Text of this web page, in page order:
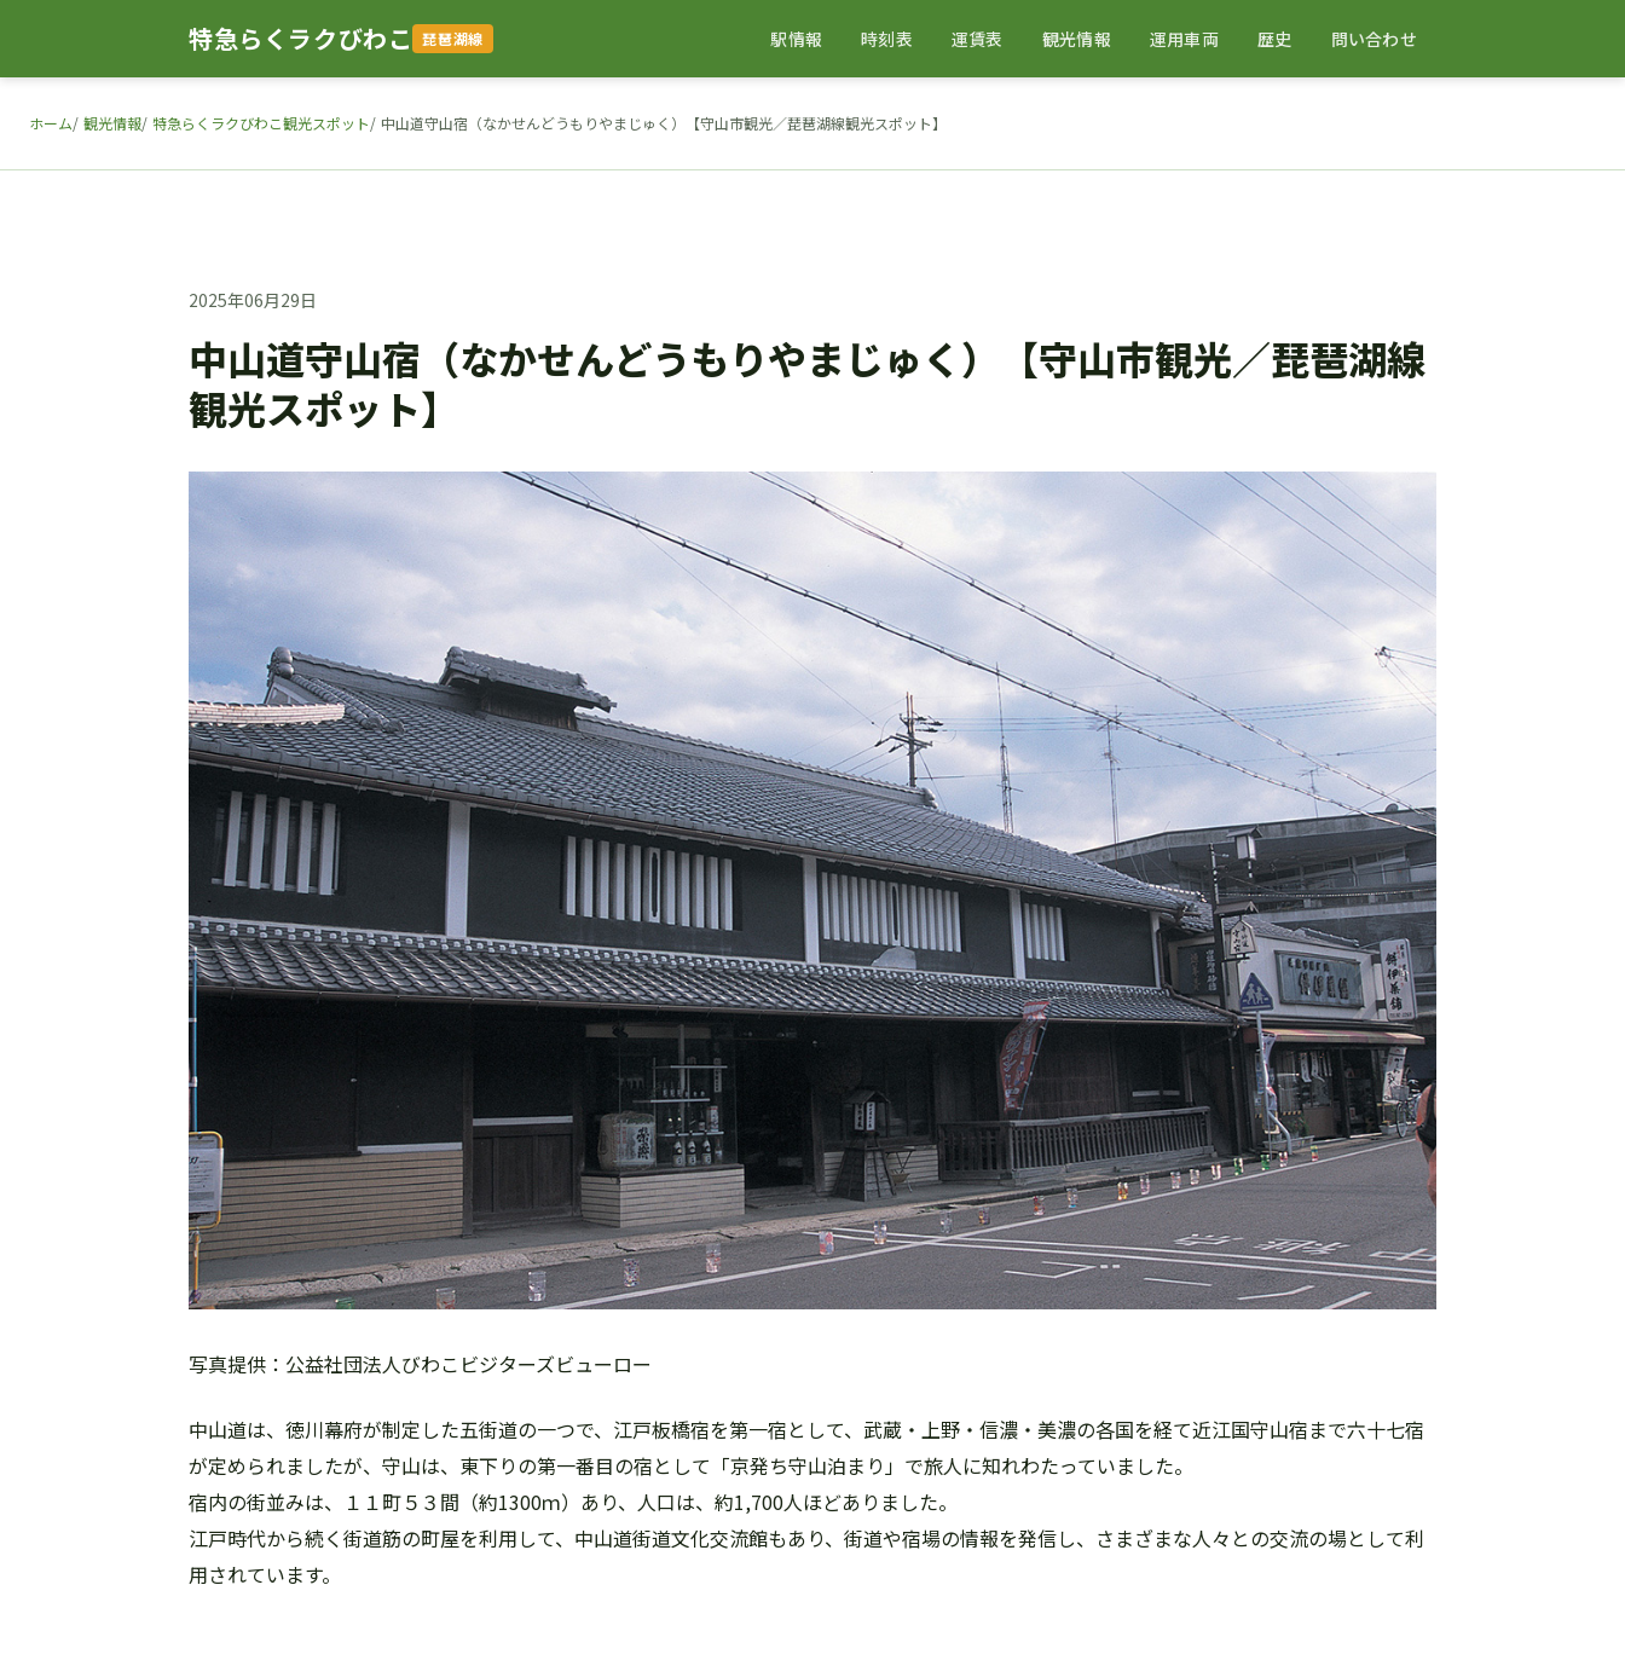
特急らくラクびわこ 琵琶湖線 駅情報 時刻表 運賃表 観光情報 運用車両 歴史 問い合わせ
ホーム 観光情報 特急らくラクびわこ観光スポット 中山道守山宿（なかせんどうもりやまじゅく）【守山市観光／琵琶湖線観光スポット】
2025年06月29日
中山道守山宿（なかせんどうもりやまじゅく）【守山市観光／琵琶湖線
観光スポット】
写真提供：公益社団法人びわこビジターズビューロー
中山道は、徳川幕府が制定した五街道の一つで、江戸板橋宿を第一宿として、武蔵・上野・信濃・美濃の各国を経て近江国守山宿まで六十七宿
が定められましたが、守山は、東下りの第一番目の宿として「京発ち守山泊まり」で旅人に知れわたっていました。
宿内の街並みは、１１町５３間（約1300ｍ）あり、人口は、約1,700人ほどありました。
江戸時代から続く街道筋の町屋を利用して、中山道街道文化交流館もあり、街道や宿場の情報を発信し、さまざまな人々との交流の場として利
用されています。